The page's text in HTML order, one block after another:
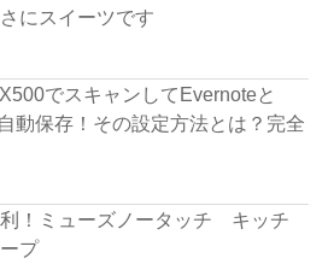
にスイーツです
でスキャンしてEvernoteと
動保存！その設定方法とは？完全
！ミューズノータッチ キッチ
プ